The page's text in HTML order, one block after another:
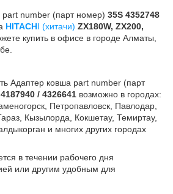
part number (парт номер) 35S 4352748
HITACHI (хитачи) ZX180W, ZX200,
купить в офисе в городе Алматы,
Адаптер ковша part number (парт
/ 4326641 возможно в городах:
Петропавловск, Павлодар,
Кызылорда, Кокшетау, Темиртау,
и многих других городах
в течении рабочего дня
или другим удобным для